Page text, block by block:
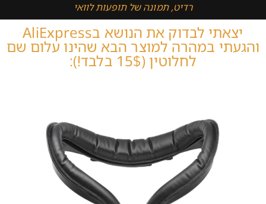
רדיט, תמונה של תופעות לוואי
יצאתי לבדוק את הנושא בAliExpress
והגעתי במהרה למוצר הבא שהינו עלום שם
לחלוטין (15$ בלבד!):